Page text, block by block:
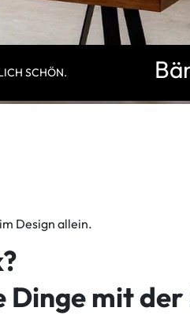
SCHÖN.
Design allein.
Dinge mit